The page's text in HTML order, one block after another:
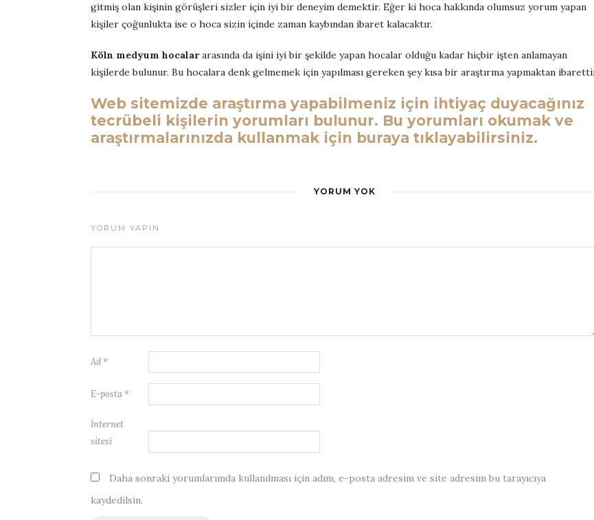
gitmiş olan kişinin görüşleri sizler için iyi bir deneyim demektir. Eğer ki hoca hakkında olumsuz yorum yapan
kişiler çoğunlukta ise o hoca sizin içinde zaman kaybından ibaret kalacaktır.
Köln medyum hocalararasında da işini iyi bir şekilde yapan hocalar olduğu kadar hiçbir işten anlamayan
kişilerde bulunur. Bu hocalara denk gelmemek için yapılması gereken şey kısa bir araştırma yapmaktan
Web sitemizde araştırma yapabilmeniz için ihtiyaç duyacağınız
tecrübeli kişilerin yorumları bulunur. Bu yorumları okumak ve
araştırmalarınızda kullanmak için buraya tıklayabilirsiniz.
YORUM YOK
YORUM YAPIN
Ad *
E-posta *
İnternet
sitesi
Daha sonraki yorumlarımda kullanılması için adım, e-posta adresim ve site adresim bu tarayıcıya
kaydedilsin.